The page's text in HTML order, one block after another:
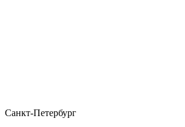
Санкт-Петербург